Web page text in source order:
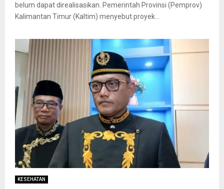
belum dapat direalisasikan. Pemerintah Provinsi (Pemprov)
Kalimantan Timur (Kaltim) menyebut proyek...
KESEHATAN